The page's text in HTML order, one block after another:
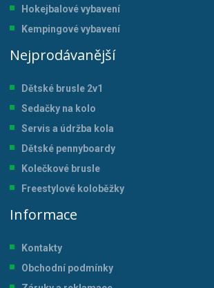
Hokejbalové vybavení
Kempingové vybavení
Nejprodávanější
Dětské brusle 2v1
Sedačky na kolo
Servis a údržba kola
Dětské pennyboardy
Kolečkové brusle
Freestylové koloběžky
Informace
Kontakty
Obchodní podmínky